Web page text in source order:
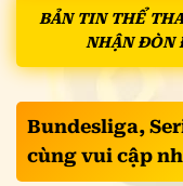
BẢN TIN THỂ
NHẬN ĐÒN
Bundesliga,
cùng vui cập